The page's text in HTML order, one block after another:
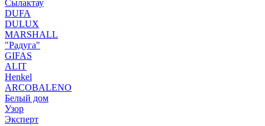
Сылактау
DUFA
DULUX
MARSHALL
"Радуга"
GIFAS
ALIT
Henkel
ARCOBALENO
Белый дом
Узор
Эксперт